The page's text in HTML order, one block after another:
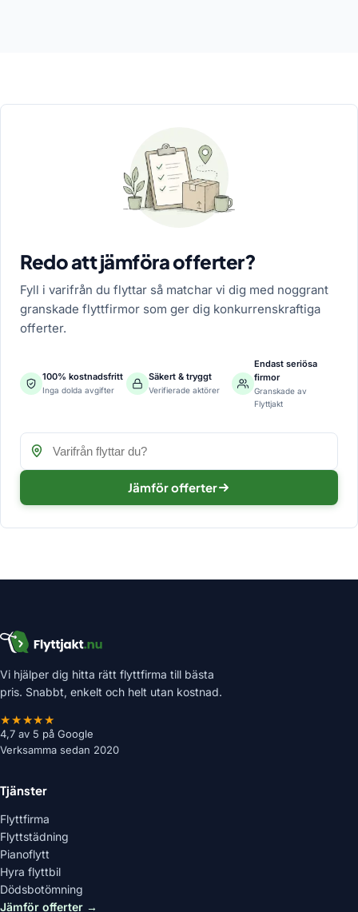
Redo att jämföra offerter?
Fyll i varifrån du flyttar så matchar vi dig med noggrant
granskade flyttfirmor som ger dig konkurrenskraftiga
offerter.
100% kostnadsfritt
Inga dolda avgifter
Säkert & tryggt
Verifierade aktörer
Endast seriösa
firmor
Granskade av
Flyttjakt
Jämför offerter
Vi hjälper dig hitta rätt flyttfirma till bästa
pris. Snabbt, enkelt och helt utan kostnad.
★★★★★
4,7 av 5 på Google
Verksamma sedan 2020
Tjänster
Flyttfirma
Flyttstädning
Pianoflytt
Hyra flyttbil
Dödsbotömning
Jämför offerter →